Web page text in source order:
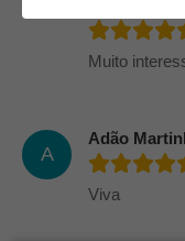
Muito
A
Adão
Viva